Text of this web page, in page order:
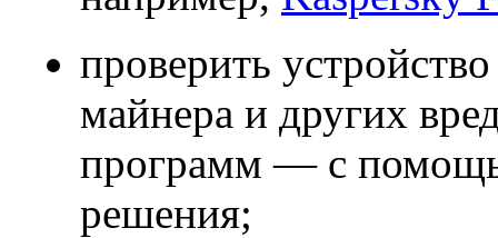
проверить
майнера и других
программ — с
решения;